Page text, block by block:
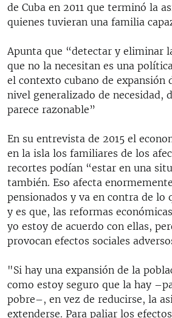
de Cuba en 2011 que terminó la
quienes tuvieran una familia
Apunta que “detectar y eliminar
que no la necesitan es una
el contexto cubano de expansión
nivel generalizado de necesidad,
parece razonable”
En su entrevista de 2015 el
en la isla los familiares de los
recortes podían “estar en una
también. Eso afecta
pensionados y va en contra de lo
y es que, las reformas
yo estoy de acuerdo con ellas,
provocan efectos sociales
"Si hay una expansión de la
como estoy seguro que la hay
pobre–, en vez de reducirse, la
extenderse. Para paliar los